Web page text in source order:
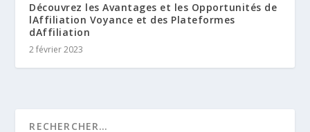
Découvrez les Avantages et les Opportunités de
lAffiliation Voyance et des Plateformes
dAffiliation
2 février 2023